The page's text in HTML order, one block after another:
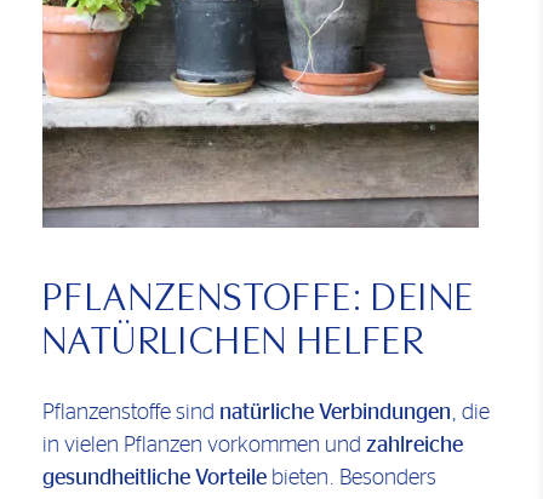
PFLANZENSTOFFE: DEINE
NATÜRLICHEN HELFER
Pflanzenstoffe sind natürliche Verbindungen, die
in vielen Pflanzen vorkommen und zahlreiche
gesundheitliche Vorteile bieten. Besonders